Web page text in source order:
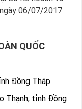
06/07/2017
QUỐC
Đồng Tháp
Thạnh, tỉnh Đồng